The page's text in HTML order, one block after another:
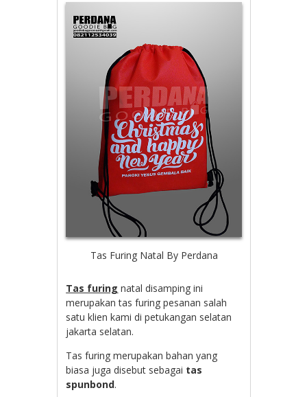
Tas Furing Natal By Perdana
Tas furing natal disamping ini
merupakan tas furing pesanan salah
satu klien kami di petukangan selatan
jakarta selatan.
Tas furing merupakan bahan yang
biasa juga disebut sebagai tas
spunbond.